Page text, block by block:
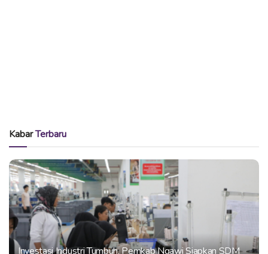
KabarTerbaru
Investasi Industri Tumbuh, Pemkab Ngawi Siapkan SDM